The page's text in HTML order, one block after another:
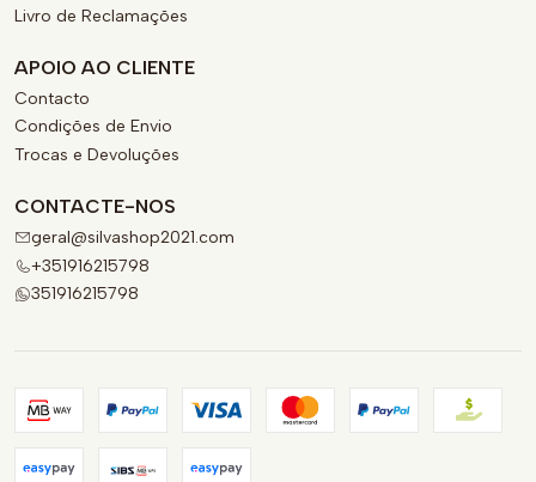
Livro de Reclamações
APOIO AO CLIENTE
Contacto
Condições de Envio
Trocas e Devoluções
CONTACTE-NOS
geral@silvashop2021.com
+351916215798
351916215798